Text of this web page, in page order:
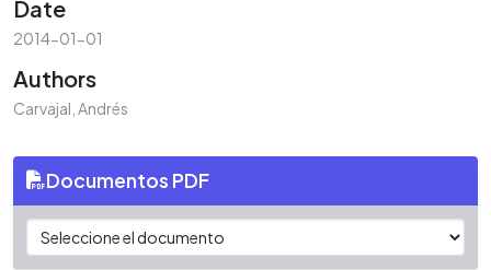
Date
2014-01-01
Authors
Carvajal, Andrés
Documentos PDF